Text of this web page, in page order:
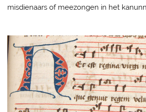
misdienaars of meezongen in het